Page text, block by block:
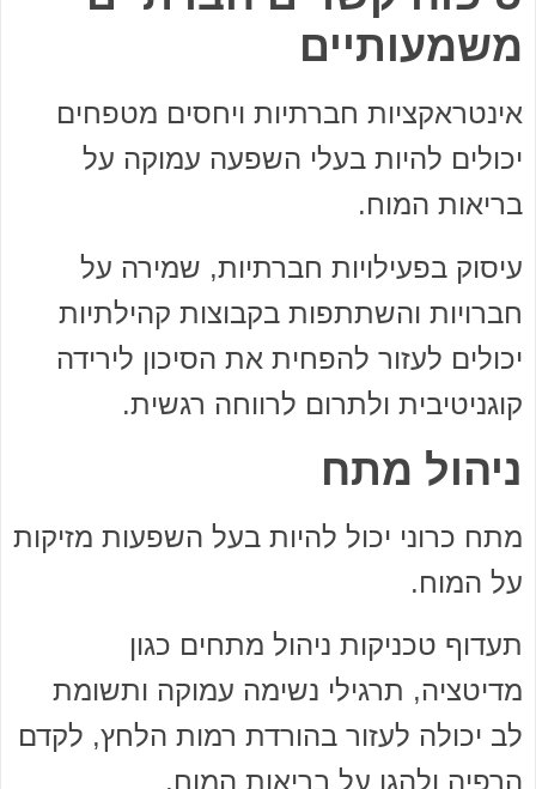
משמעותיים
אינטראקציות חברתיות ויחסים מטפחים
יכולים להיות בעלי השפעה עמוקה על
בריאות המוח.
עיסוק בפעילויות חברתיות, שמירה על
חברויות והשתתפות בקבוצות קהילתיות
יכולים לעזור להפחית את הסיכון לירידה
קוגניטיבית ולתרום לרווחה רגשית.
ניהול מתח
מתח כרוני יכול להיות בעל השפעות מזיקות
על המוח.
תעדוף טכניקות ניהול מתחים כגון
מדיטציה, תרגילי נשימה עמוקה ותשומת
לב יכולה לעזור בהורדת רמות הלחץ, לקדם
הרפיה ולהגן על בריאות המוח.